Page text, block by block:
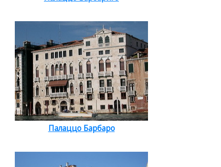
Палаццо Барбаро